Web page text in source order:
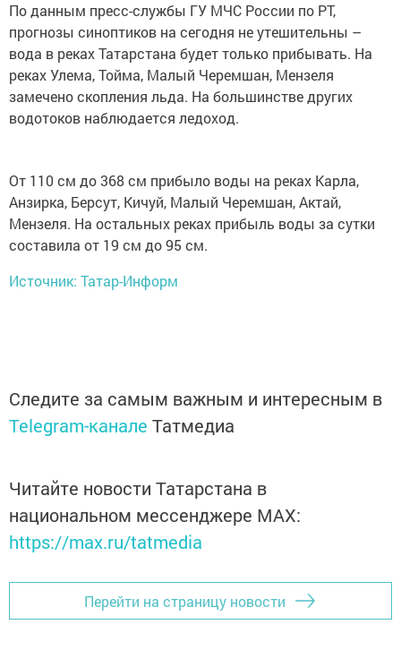
По данным пресс-службы ГУ МЧС России по РТ,
прогнозы синоптиков на сегодня не утешительны –
вода в реках Татарстана будет только прибывать. На
реках Улема, Тойма, Малый Черемшан, Мензеля
замечено скопления льда. На большинстве других
водотоков наблюдается ледоход.
От 110 см до 368 см прибыло воды на реках Карла,
Анзирка, Берсут, Кичуй, Малый Черемшан, Актай,
Мензеля. На остальных реках прибыль воды за сутки
составила от 19 см до 95 см.
Источник: Татар-Информ
Следите за самым важным и интересным в
Telegram-канале Татмедиа
Читайте новости Татарстана в
национальном мессенджере MАХ:
https://max.ru/tatmedia
Перейти на страницу новости